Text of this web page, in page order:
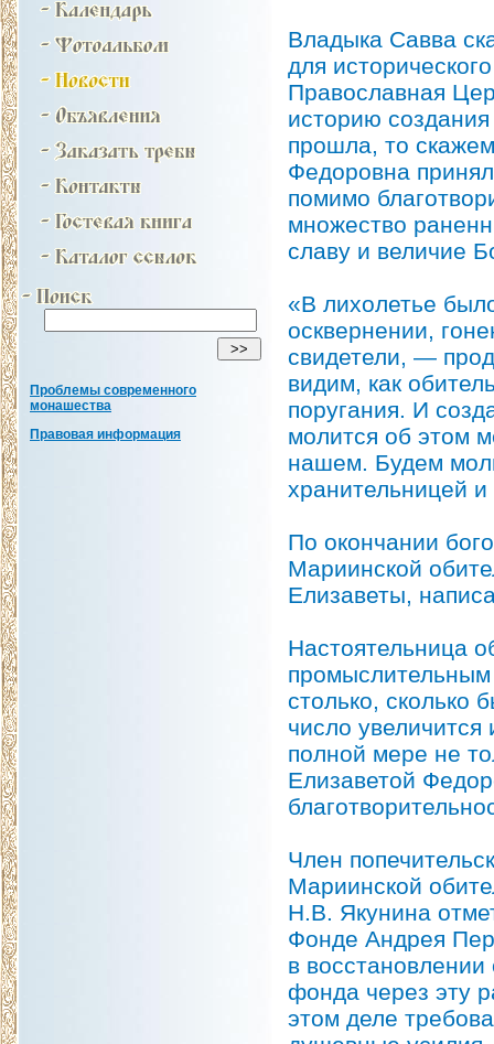
Проблемы современного
монашества
Правовая информация
Владыка Савва
для
Православная
историю
прошла, то
Федоровна
помимо
множество
славу и величие
«В лихолетье
осквернении,
свидетели, —
видим, как
поругания. И
молится об этом
нашем. Будем
хранительницей
По окончании
Мариинской
Елизаветы,
Настоятельница
промыслительным
столько, сколько
число
полной мере не
Елизаветой
Член
Мариинской
Н.В. Якунина
Фонде Андрея
в
фонда через эту
этом деле